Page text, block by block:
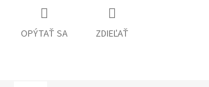
OPÝTAŤ SA ZDIEĽAŤ